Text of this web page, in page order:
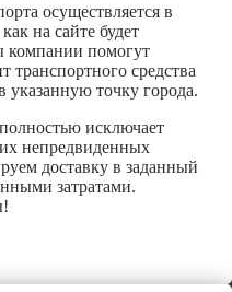
осуществляется в
на сайте будет
компании помогут
транспортного средства
указанную точку города.
исключает
непредвиденных
доставку в заданный
затратами.